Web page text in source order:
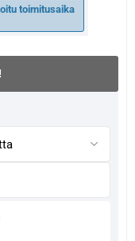
toimitusaika